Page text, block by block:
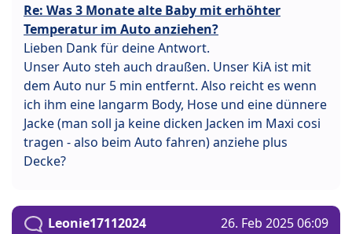
Re: Was 3 Monate alte Baby mit erhöhter
Temperatur im Auto anziehen?
Lieben Dank für deine Antwort.
Unser Auto steh auch draußen. Unser KiA ist mit
dem Auto nur 5 min entfernt. Also reicht es wenn
ich ihm eine langarm Body, Hose und eine dünnere
Jacke (man soll ja keine dicken Jacken im Maxi cosi
tragen - also beim Auto fahren) anziehe plus
Decke?
Leonie17112024 26. Feb 2025 06:09